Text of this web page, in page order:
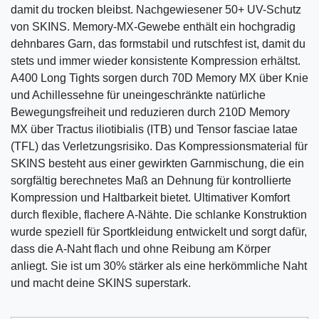
damit du trocken bleibst. Nachgewiesener 50+ UV-Schutz
von SKINS. Memory-MX-Gewebe enthält ein hochgradig
dehnbares Garn, das formstabil und rutschfest ist, damit du
stets und immer wieder konsistente Kompression erhältst.
A400 Long Tights sorgen durch 70D Memory MX über Knie
und Achillessehne für uneingeschränkte natürliche
Bewegungsfreiheit und reduzieren durch 210D Memory
MX über Tractus iliotibialis (ITB) und Tensor fasciae latae
(TFL) das Verletzungsrisiko. Das Kompressionsmaterial für
SKINS besteht aus einer gewirkten Garnmischung, die ein
sorgfältig berechnetes Maß an Dehnung für kontrollierte
Kompression und Haltbarkeit bietet. Ultimativer Komfort
durch flexible, flachere A-Nähte. Die schlanke Konstruktion
wurde speziell für Sportkleidung entwickelt und sorgt dafür,
dass die A-Naht flach und ohne Reibung am Körper
anliegt. Sie ist um 30% stärker als eine herkömmliche Naht
und macht deine SKINS superstark.